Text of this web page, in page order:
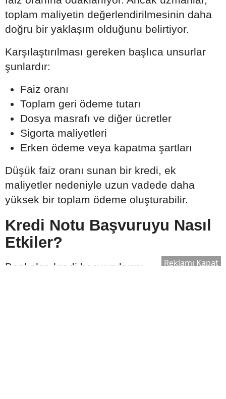
toplam maliyetin değerlendirilmesinin daha
doğru bir yaklaşım olduğunu belirtiyor.
Karşılaştırılması gereken başlıca unsurlar
şunlardır:
Faiz oranı
Toplam geri ödeme tutarı
Dosya masrafı ve diğer ücretler
Sigorta maliyetleri
Erken ödeme veya kapatma şartları
Düşük faiz oranı sunan bir kredi, ek
maliyetler nedeniyle uzun vadede daha
yüksek bir toplam ödeme oluşturabilir.
Kredi Notu Başvuruyu Nasıl
Etkiler?
Bankalar, kredi başvurularını
Reklamı Kapat